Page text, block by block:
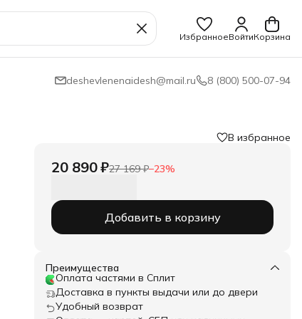
ИзбранноеВойтиКорзина
deshevlenenaidesh@mail.ru 8 (800) 500-07-94
В избранное
20 890 ₽27 169 ₽−23%
Добавить в корзину
Преимущества
Оплата частями в Сплит
Доставка в пункты выдачи или до двери
Удобный возврат